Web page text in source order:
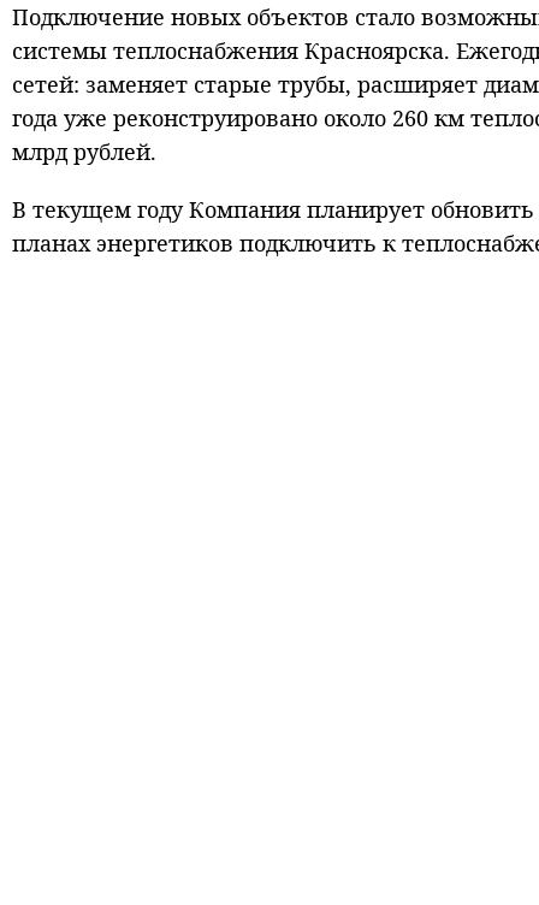
Подключение новых объектов стало
системы теплоснабжения Красноярска.
сетей: заменяет старые трубы, расширяет
года уже реконструировано около 260 км
млрд рублей.
В текущем году Компания планирует
планах энергетиков подключить к